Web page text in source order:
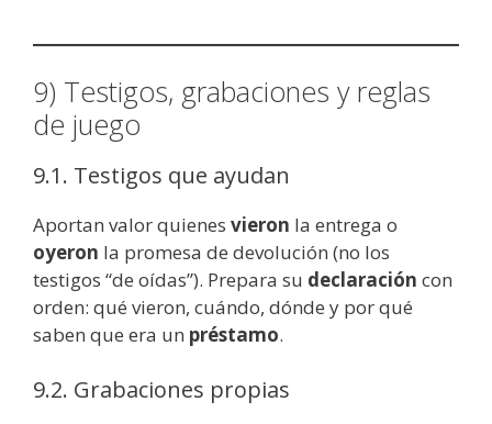
9) Testigos, grabaciones y reglas
de juego
9.1. Testigos que ayudan
Aportan valor quienes vieron la entrega o
oyeron la promesa de devolución (no los
testigos “de oídas”). Prepara su declaración con
orden: qué vieron, cuándo, dónde y por qué
saben que era un préstamo.
9.2. Grabaciones propias